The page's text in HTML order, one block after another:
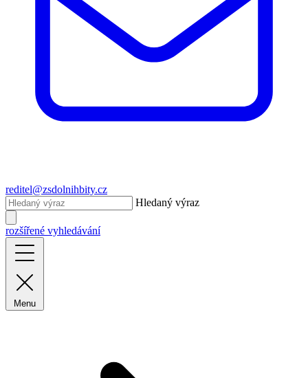
reditel@zsdolnihbity.cz
Hledaný výraz
rozšířené vyhledávání
Menu